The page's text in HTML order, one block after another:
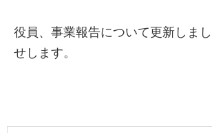
役員、事業報告について更新しま
せします。